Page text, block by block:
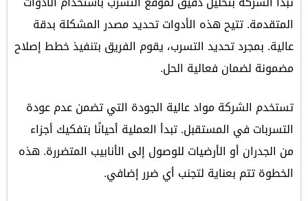
المتقدمة. تتيح هذه الأدوات تحديد مصدر المشكلة بدقة
عالية. بمجرد تحديد التسرب، يقوم الفريق بتنفيذ خطط إصلاح
مضمونة لضمان فعالية الحل.
تستخدم الشركة مواد عالية الجودة التي تضمن عدم عودة
التسربات في المستقبل. تبدأ العملية أحيانًا بتفكيك أجزاء
من الجدران أو الأرضيات للوصول إلى الأنابيب المتضررة. هذه
الخطوة تتم بعناية لتجنب أي ضرر إضافي.